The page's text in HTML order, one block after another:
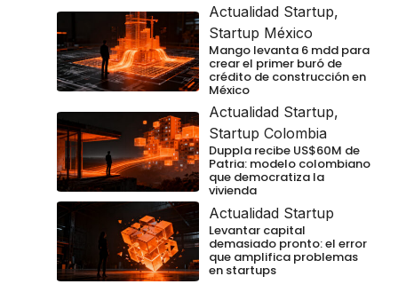
Actualidad Startup,
Startup México
Mango levanta 6 mdd para
crear el primer buró de
crédito de construcción en
México
Actualidad Startup,
Startup Colombia
Duppla recibe US$60M de
Patria: modelo colombiano
que democratiza la
vivienda
Actualidad Startup
Levantar capital
demasiado pronto: el error
que amplifica problemas
en startups